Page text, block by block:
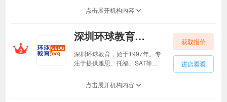
效”的核心理念，通过创新的“线上
教学+线下服务”运营模式，为学
的英语教学服务，让英语学习变
得更加便捷与高效。在师资力量
方面，说客英语的教师团队是有
中教、菲教以及欧美外教组成。
在教学过程中，能够准确把握学
点击展开机构内容
2
深圳环球教育深圳环球教育
深圳环球教育，始于1997年。专
注于提供雅思、托福、SAT等学
一、托福培训一对一、SAT培训
班、GMAT/GRE培训班以及国际
获取报价
进店看看
点击展开机构内容